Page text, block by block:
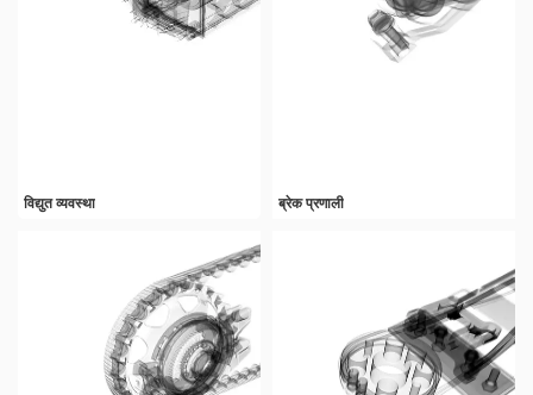
विद्युत व्यवस्था ब्रेक प्रणाली